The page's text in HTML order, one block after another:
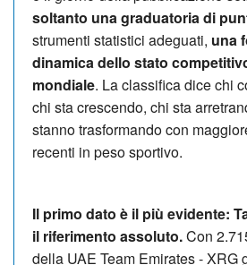
soltanto una graduatoria di
strumenti statistici adeguati, una
dinamica dello stato
mondiale. La classifica dice chi
chi sta crescendo, chi sta
stanno trasformando con
recenti in peso sportivo.
Il primo dato è il più evidente:
il riferimento assoluto.Con
della UAE Team Emirates - XRG